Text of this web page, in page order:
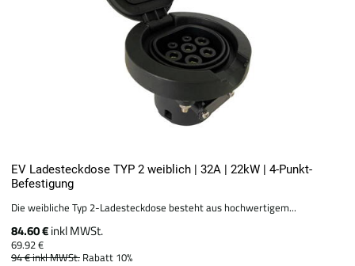
EV Ladesteckdose TYP 2 weiblich | 32A | 22kW | 4-Punkt-
Befestigung
Die weibliche Typ 2-Ladesteckdose besteht aus hochwertigem...
84.60 €inkl MWSt.
69.92 €
94 €inkl MWSt. Rabatt 10%